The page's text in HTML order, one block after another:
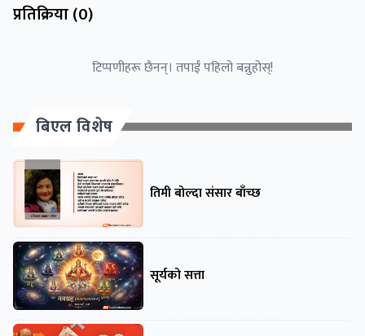
प्रतिक्रिया (0)
टिप्पणीहरू छैनन्। तपाईं पहिलो बन्नुहोस्!
बिएल विशेष
तिमी बोल्दा संसार बाँच्छ
सूर्यको सत्ता